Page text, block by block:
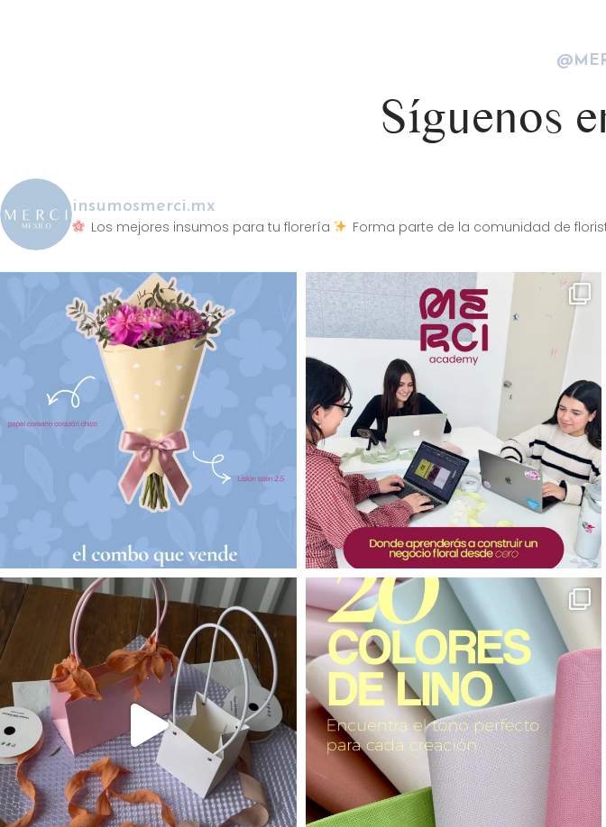
Síguenos
insumosmerci.mx
Los mejores insumos para tu florería
Forma parte de la comunidad de